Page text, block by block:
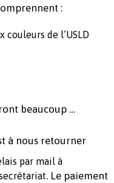
:
de l’USLD
beaucoup …
à nous retourner
par mail à
. Le paiement